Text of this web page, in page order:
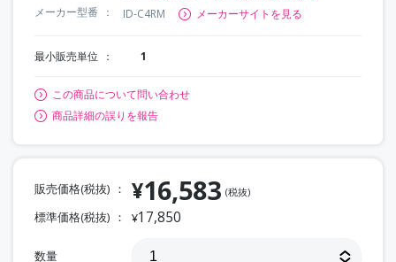
メーカー型番
ID-C4RM メーカーサイトを見る
最小販売単位 1
この商品について問い合わせ
商品詳細の誤りを報告
販売価格(税抜) ¥16,583 (税抜)
標準価格(税抜) ¥17,850
数量